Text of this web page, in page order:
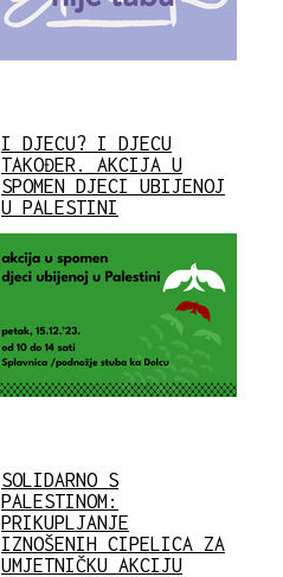
I DJECU? I DJECU
TAKOĐER. AKCIJA U
SPOMEN DJECI UBIJENOJ
U PALESTINI
SOLIDARNO S
PALESTINOM:
PRIKUPLJANJE
IZNOŠENIH CIPELICA ZA
UMJETNIČKU AKCIJU